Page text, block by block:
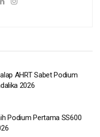
AHRT Sabet Podium
2026
Podium Pertama SS600